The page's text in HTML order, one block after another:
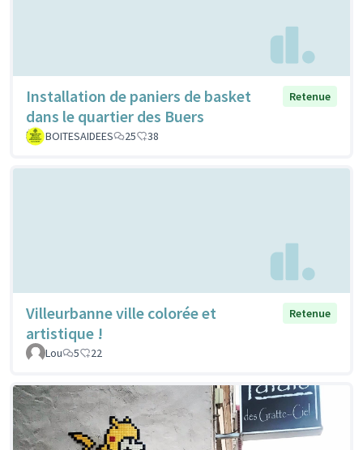
Installation de paniers de basket
dans le quartier des Buers
Retenue
BOITESAIDEES 25 38
Villeurbanne ville colorée et
artistique !
Retenue
Lou 5 22